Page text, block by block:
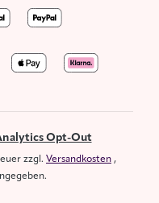
Opt-Out
zzgl. Versandkosten ,